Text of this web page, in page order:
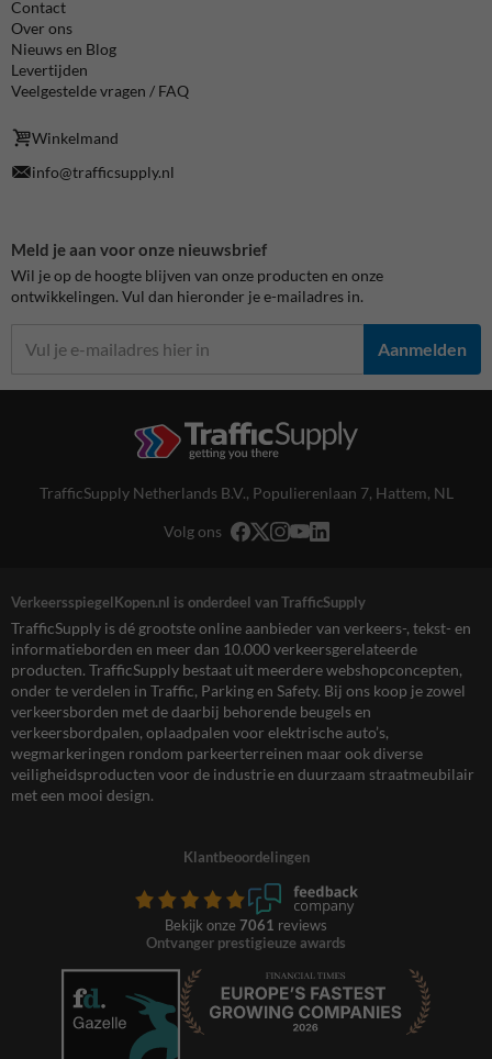
Contact
Over ons
Nieuws en Blog
Levertijden
Veelgestelde vragen / FAQ
Winkelmand
info@trafficsupply.nl
Meld je aan voor onze nieuwsbrief
Wil je op de hoogte blijven van onze producten en onze
ontwikkelingen. Vul dan hieronder je e-mailadres in.
Aanmelden
TrafficSupply Netherlands B.V., Populierenlaan 7, Hattem, NL
Volg ons
VerkeersspiegelKopen.nl is onderdeel van TrafficSupply
TrafficSupply is dé grootste online aanbieder van verkeers-, tekst- en
informatieborden en meer dan 10.000 verkeersgerelateerde
producten. TrafficSupply bestaat uit meerdere webshopconcepten,
onder te verdelen in Traffic, Parking en Safety. Bij ons koop je zowel
verkeersborden met de daarbij behorende beugels en
verkeersbordpalen, oplaadpalen voor elektrische auto’s,
wegmarkeringen rondom parkeerterreinen maar ook diverse
veiligheidsproducten voor de industrie en duurzaam straatmeubilair
met een mooi design.
Klantbeoordelingen
Bekijk onze 7061 reviews
Ontvanger prestigieuze awards